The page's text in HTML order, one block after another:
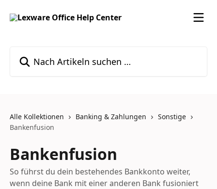
Alle Kollektionen Banking & Zahlungen
Sonstige
Bankenfusion
Bankenfusion
So führst du dein bestehendes Bankkonto weiter,
wenn deine Bank mit einer anderen Bank fusioniert